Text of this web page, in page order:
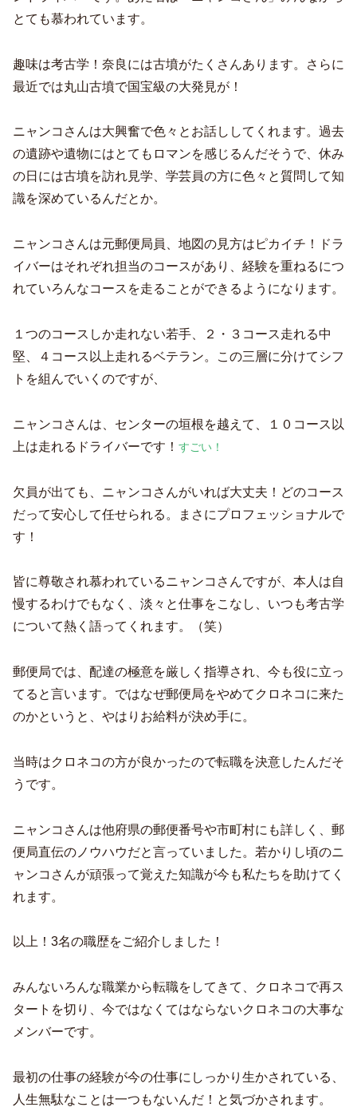
とても慕われています。
趣味は考古学！奈良には古墳がたくさんあります。さらに
最近では丸山古墳で国宝級の大発見が！
ニャンコさんは大興奮で色々とお話ししてくれます。過去
の遺跡や遺物にはとてもロマンを感じるんだそうで、休み
の日には古墳を訪れ見学、学芸員の方に色々と質問して知
識を深めているんだとか。
ニャンコさんは元郵便局員、地図の見方はピカイチ！ドラ
イバーはそれぞれ担当のコースがあり、経験を重ねるにつ
れていろんなコースを走ることができるようになります。
１つのコースしか走れない若手、２・３コース走れる中
堅、４コース以上走れるベテラン。この三層に分けてシフ
トを組んでいくのですが、
ニャンコさんは、センターの垣根を越えて、１０コース以
上は走れるドライバーです！ すごい！
欠員が出ても、ニャンコさんがいれば大丈夫！どのコース
だって安心して任せられる。まさにプロフェッショナルで
す！
皆に尊敬され慕われているニャンコさんですが、本人は自
慢するわけでもなく、淡々と仕事をこなし、いつも考古学
について熱く語ってくれます。（笑）
郵便局では、配達の極意を厳しく指導され、今も役に立っ
てると言います。ではなぜ郵便局をやめてクロネコに来た
のかというと、やはりお給料が決め手に。
当時はクロネコの方が良かったので転職を決意したんだそ
うです。
ニャンコさんは他府県の郵便番号や市町村にも詳しく、郵
便局直伝のノウハウだと言っていました。若かりし頃のニ
ャンコさんが頑張って覚えた知識が今も私たちを助けてく
れます。
以上！3名の職歴をご紹介しました！
みんないろんな職業から転職をしてきて、クロネコで再ス
タートを切り、今ではなくてはならないクロネコの大事な
メンバーです。
最初の仕事の経験が今の仕事にしっかり生かされている、
人生無駄なことは一つもないんだ！と気づかされます。